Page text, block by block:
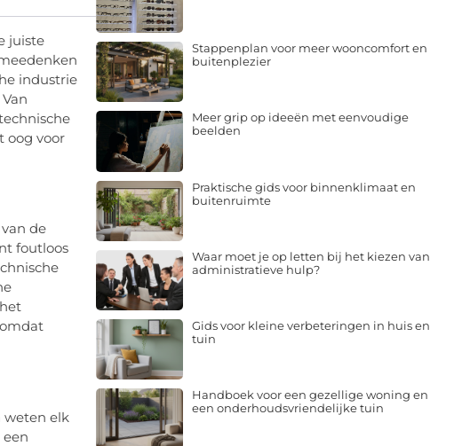
juiste
industrie
oog voor
de
foutloos
weten elk
Stappenplan voor meer wooncomfort en
buitenplezier
Meer grip op ideeën met eenvoudige
beelden
Praktische gids voor binnenklimaat en
buitenruimte
Waar moet je op letten bij het kiezen van
administratieve hulp?
Gids voor kleine verbeteringen in huis en
tuin
Handboek voor een gezellige woning en
een onderhoudsvriendelijke tuin